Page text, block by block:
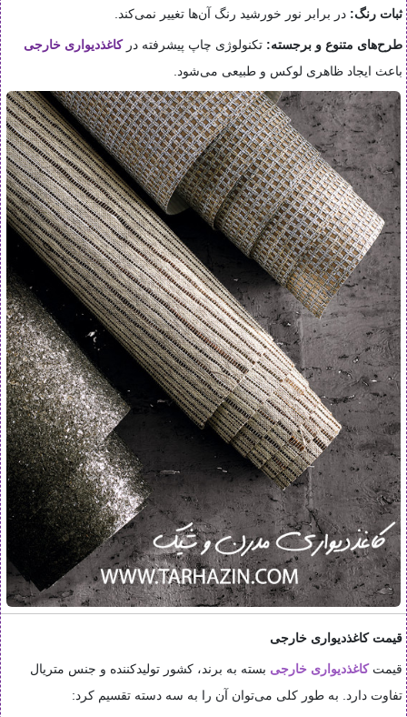
ثبات رنگ: در برابر نور خورشید رنگ آن‌ها تغییر نمی‌کند.
طرح‌های متنوع و برجسته: تکنولوژی چاپ پیشرفته درکاغذدیواری خارجی
باعث ایجاد ظاهری لوکس و طبیعی می‌شود.
قیمت کاغذدیواری خارجی
قیمتکاغذدیواری خارجی بسته به برند، کشور تولیدکننده و جنس متریال
تفاوت دارد. به طور کلی می‌توان آن را به سه دسته تقسیم کرد: